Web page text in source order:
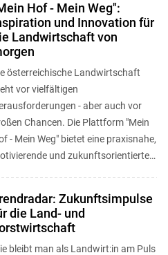
Hof - Mein Weg":
und Innovation für
Landwirtschaft von
österreichische Landwirtschaft
vor vielfältigen
- aber auch vor
Chancen. Die Plattform "Mein
- Mein Weg" bietet eine praxisnahe,
und zukunftsorientierte
Zukunftsimpulse
die Land- und
bleibt man als Landwirt:in am Puls